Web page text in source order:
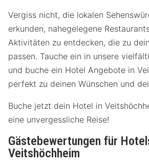
Vergiss nicht, die lokalen
erkunden, nahegelegene
Aktivitäten zu entdecken, die zu
passen. Tauche ein in unsere
und buche ein Hotel Angebote in
perfekt zu deinen Wünschen und
Buche jetzt dein Hotel in
eine unvergessliche Reise!
Gästebewertungen für
Veitshöchheim